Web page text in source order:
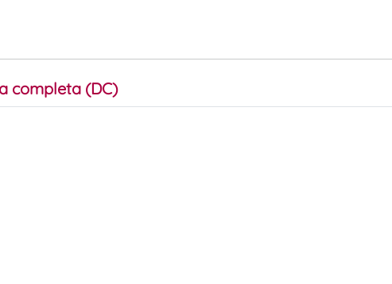
completa (DC)